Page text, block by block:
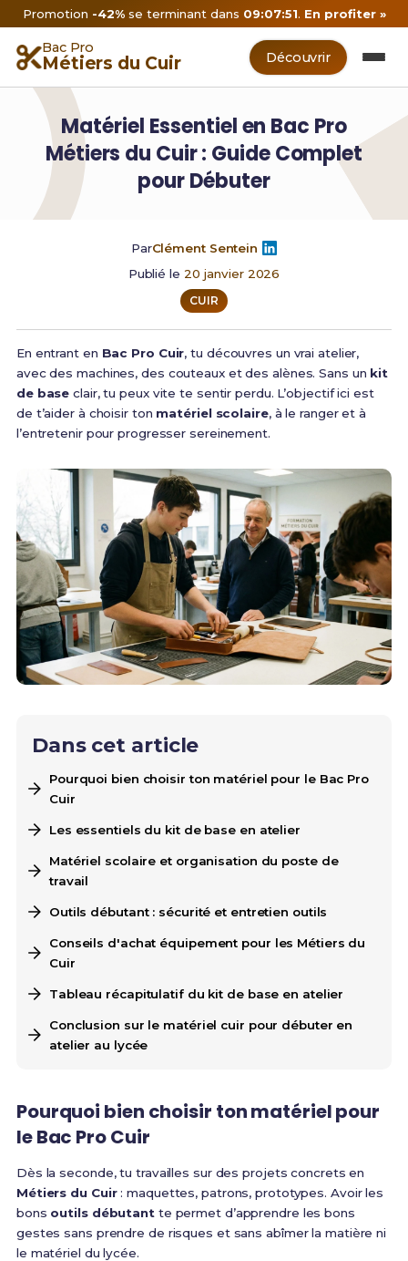
Promotion -42%se terminant dans 09:07:50.En profiter »
Bac Pro
Métiers du Cuir Découvrir
Matériel Essentiel en Bac Pro
Métiers du Cuir : Guide Complet
pour Débuter
ParClément Sentein
Publié le 20 janvier 2026
CUIR
En entrant en Bac Pro Cuir, tu découvres un vrai atelier,
avec des machines, des couteaux et des alènes. Sans un kit
de base clair, tu peux vite te sentir perdu. L’objectif ici est
de t’aider à choisir ton matériel scolaire, à le ranger et à
l’entretenir pour progresser sereinement.
Dans cet article
Pourquoi bien choisir ton matériel pour le Bac Pro
Cuir
Les essentiels du kit de base en atelier
Matériel scolaire et organisation du poste de
travail
Outils débutant : sécurité et entretien outils
Conseils d'achat équipement pour les Métiers du
Cuir
Tableau récapitulatif du kit de base en atelier
Conclusion sur le matériel cuir pour débuter en
atelier au lycée
Pourquoi bien choisir ton matériel pour
le Bac Pro Cuir
Dès la seconde, tu travailles sur des projets concrets en
Métiers du Cuir: maquettes, patrons, prototypes. Avoir les
bons outils débutantte permet d’apprendre les bons
gestes sans prendre de risques et sans abîmer la matière ni
le matériel du lycée.